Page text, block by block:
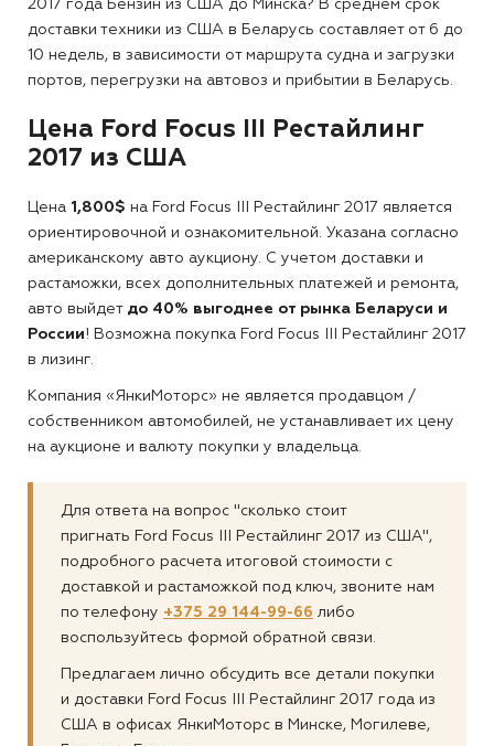
2017 года Бензин из США до Минска? В среднем срок
доставки техники из США в Беларусь составляет от 6 до
10 недель, в зависимости от маршрута судна и загрузки
портов, перегрузки на автовоз и прибытии в Беларусь.
Цена Ford Focus III Рестайлинг
2017 из США
Цена 1,800$ на Ford Focus III Рестайлинг 2017 является
ориентировочной и ознакомительной. Указана согласно
американскому авто аукциону. С учетом доставки и
растаможки, всех дополнительных платежей и ремонта,
авто выйдет до 40% выгоднее от рынка Беларуси и
России! Возможна покупка Ford Focus III Рестайлинг 2017
в лизинг.
Компания «ЯнкиМоторс» не является продавцом /
собственником автомобилей, не устанавливает их цену
на аукционе и валюту покупки у владельца.
Для ответа на вопрос "сколько стоит
пригнать Ford Focus III Рестайлинг 2017 из США",
подробного расчета итоговой стоимости с
доставкой и растаможкой под ключ, звоните нам
по телефону +375 29 144-99-66 либо
воспользуйтесь формой обратной связи.
Предлагаем лично обсудить все детали покупки
и доставки Ford Focus III Рестайлинг 2017 года из
США в офисах ЯнкиМоторс в Минске, Могилеве,